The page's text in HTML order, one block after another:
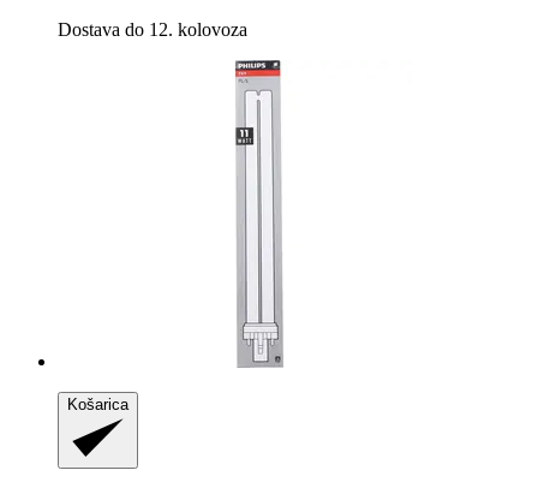
Dostava do 12. kolovoza
Košarica